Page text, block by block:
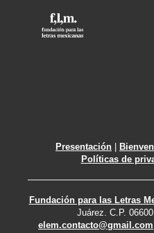
Presentación |
Políticas de
Fundación para las Letras
Juárez. C.P.
elem.contacto@gmail.com